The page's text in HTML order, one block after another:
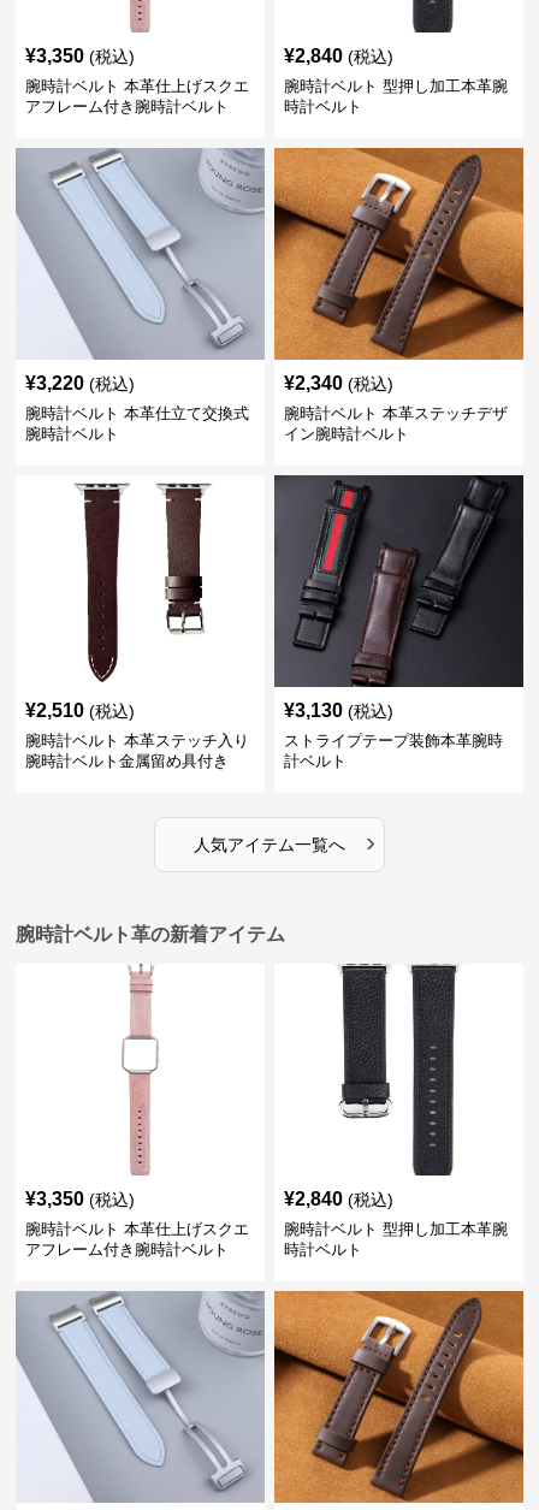
¥3,350 (税込)
腕時計ベルト 本革仕上げスクエ
アフレーム付き腕時計ベルト
¥2,840 (税込)
腕時計ベルト 型押し加工本革腕
時計ベルト
¥3,220 (税込)
腕時計ベルト 本革仕立て交換式
腕時計ベルト
¥2,340 (税込)
腕時計ベルト 本革ステッチデザ
イン腕時計ベルト
¥2,510 (税込)
腕時計ベルト 本革ステッチ入り
腕時計ベルト金属留め具付き
¥3,130 (税込)
ストライプテープ装飾本革腕時
計ベルト
人気アイテム一覧へ ›
腕時計ベルト革の新着アイテム
¥3,350 (税込)
腕時計ベルト 本革仕上げスクエ
アフレーム付き腕時計ベルト
¥2,840 (税込)
腕時計ベルト 型押し加工本革腕
時計ベルト